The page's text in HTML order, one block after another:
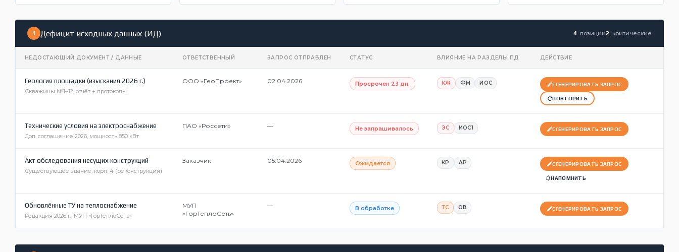
1 Дефицит исходных данных (ИД) 4 позиции2 критические
НЕДОСТАЮЩИЙ ДОКУМЕНТ / ДАННЫЕ ОТВЕТСТВЕННЫЙ ЗАПРОС ОТПРАВЛЕН СТАТУС ВЛИЯНИЕ НА РАЗДЕЛЫ ПД ДЕЙСТВИЕ
Геология площадки (изыскания 2026 г.)
Скважины №1–12, отчёт + протоколы
ООО «ГеоПроект» 02.04.2026 Просрочен 23 дн. КЖ ФМ ИОС СГЕНЕРИРОВАТЬ ЗАПРОС
ПОВТОРИТЬ
Технические условия на электроснабжение
Доп. соглашение 2026, мощность 850 кВт
ПАО «Россети» — Не запрашивалось ЭС ИОС1 СГЕНЕРИРОВАТЬ ЗАПРОС
Акт обследования несущих конструкций
Существующее здание, корп. 4 (реконструкция)
Заказчик 05.04.2026 Ожидается КР АР СГЕНЕРИРОВАТЬ ЗАПРОС
НАПОМНИТЬ
Обновлённые ТУ на теплоснабжение
Редакция 2026 г., МУП «ГорТеплоСеть»
МУП
«ГорТеплоСеть»
— В обработке ТС ОВ СГЕНЕРИРОВАТЬ ЗАПРОС